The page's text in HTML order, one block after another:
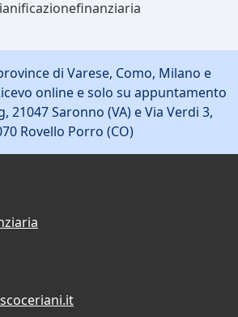
di Varese, Como, Milano e
online e solo su appuntamento
21047 Saronno (VA) e Via Verdi 3,
Rovello Porro (CO)